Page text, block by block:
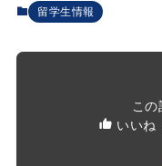
留学生情報
この
いいね